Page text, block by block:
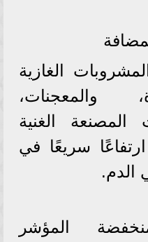
الغازية
والمعجنات،
المصنعة الغنية
سريعًا في
الدم.
المؤشر